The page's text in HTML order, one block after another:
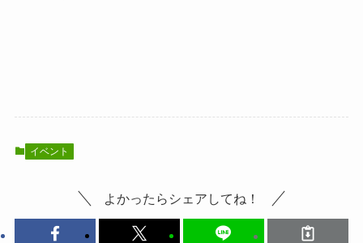
イベント
よかったらシェアしてね！